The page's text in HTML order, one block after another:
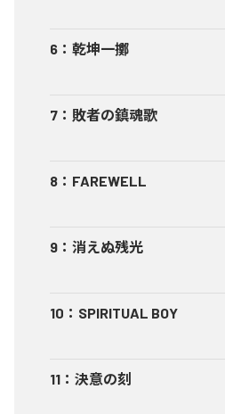
6 ： 乾坤一擲
7 ： 敗者の鎮魂歌
8 ： FAREWELL
9 ： 消えぬ残光
10 ： SPIRITUAL BOY
11 ： 決意の刻